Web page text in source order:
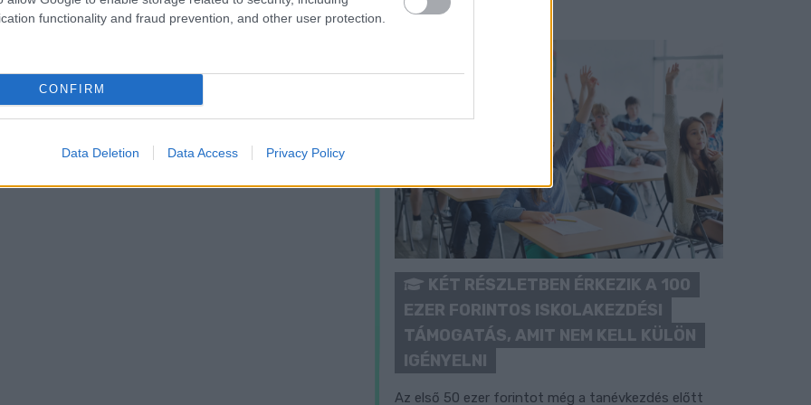
functionality and fraud prevention, and other user protection.
CONFIRM
Data Deletion Data Access Privacy Policy
KÉT RÉSZLETBEN ÉRKEZIK A 100
EZER FORINTOS ISKOLAKEZDÉSI
TÁMOGATÁS, AMIT NEM KELL KÜLÖN
IGÉNYELNI
Az első 50 ezer forintot még a tanévkezdés előtt